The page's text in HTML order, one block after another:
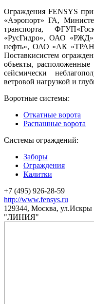
Ограждения FENSYS
«Аэропорт» ГА,
транспорта,
«РусГидро», ОАО
нефть», ОАО «АК
Поставкисистем
объекты,
сейсмически
ветровой нагрузкой и
Воротные системы:
Откатные ворота
Распашные ворота
Системы ограждений:
Заборы
Ограждения
Калитки
+7 (495) 926-28-59
http://www.fensys.ru
129344, Москва, ул.Искры
"ЛИНИЯ"